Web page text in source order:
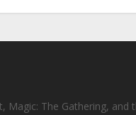
Magic: The Gathering, and